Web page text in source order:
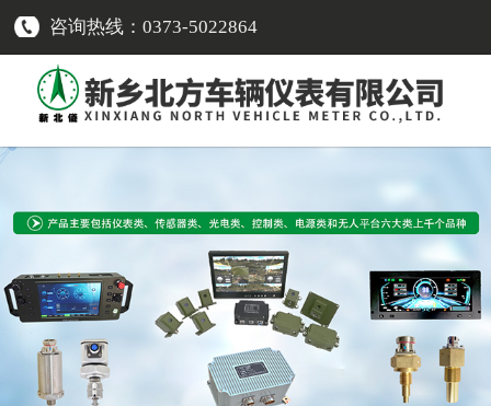
网站首页
传感器类
- 温度传感器
- 压力传感器
- 油量传感器
咨询热线：0373-5022864